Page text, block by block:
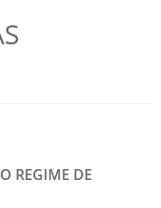
REGIME DE